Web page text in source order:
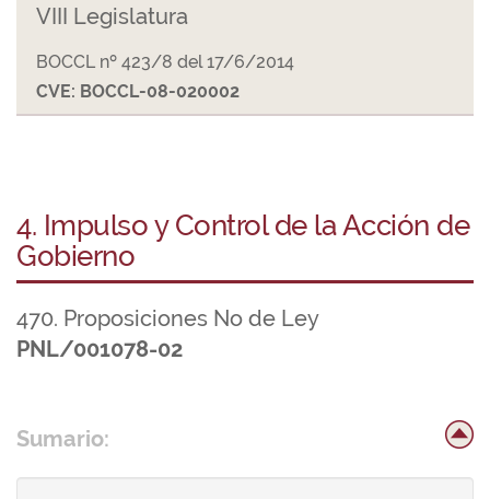
VIII Legislatura
BOCCL nº 423/8 del 17/6/2014
CVE: BOCCL-08-020002
4. Impulso y Control de la Acción de
Gobierno
470. Proposiciones No de Ley
PNL/001078-02
Sumario: